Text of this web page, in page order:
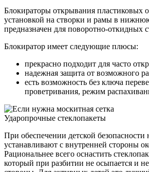
Блокираторы открывания пластиковых
установкой на створки и рамы в
предназначен для поворотно-откидных
Блокиратор имеет следующие плюсы:
прекрасно подходит для часто
надежная защита от возможного
есть возможность без ключа
проветривания, режим
Ударопрочные стеклопакеты
При обеспечении детской безопасности
устанавливают с внутренней стороны
Рациональнее всего оснастить
который при разбитии не осыпается и не